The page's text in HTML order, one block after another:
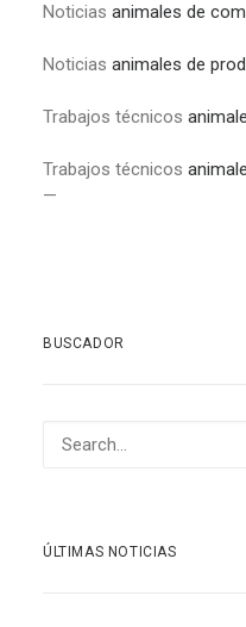
Noticias animales de
Noticias animales de
Trabajos técnicos
Trabajos técnicos
—
BUSCADOR
ÚLTIMAS NOTICIAS